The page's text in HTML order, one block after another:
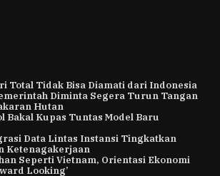
Total Tidak Bisa Diamati dari Indonesia
Diminta Segera Turun Tangan
Hutan
Bakal Kupas Tuntas Model Baru
Data Lintas Instansi Tingkatkan
Ketenagakerjaan
Seperti Vietnam, Orientasi Ekonomi
Looking’